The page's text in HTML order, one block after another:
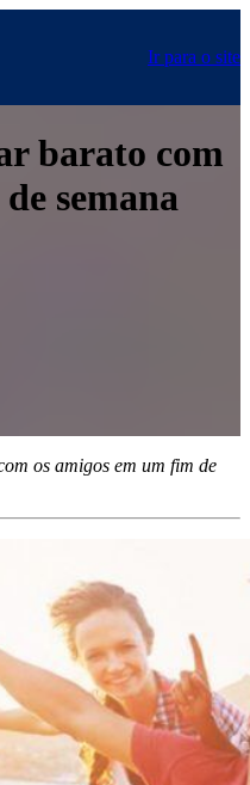
Ir para o site
barato com
semana
os amigos em um fim de